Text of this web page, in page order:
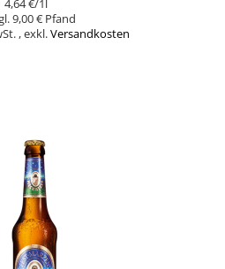
4,64 €/1l
9,00 €
,exkl.Versandkosten